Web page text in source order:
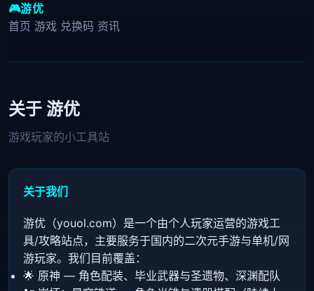
🎮游优
首页 游戏 兑换码 资讯
关于 游优
游戏玩家的小工具站
关于我们
游优（youol.com）是一个由个人玩家运营的游戏工
具/攻略站点，主要服务于国内的二次元手游与单机/网
游玩家。我们目前覆盖：
🌟 原神 — 角色配装、毕业武器与圣遗物、深渊配队